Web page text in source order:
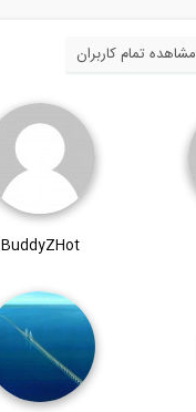
مشاهده تمام کاربران
BuddyZHot